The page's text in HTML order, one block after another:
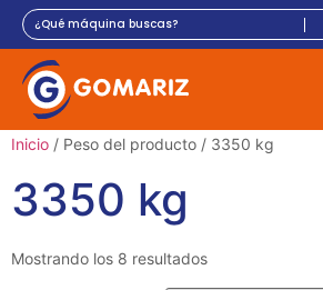
Inicio / Peso del producto / 3350 kg
3350 kg
Mostrando los 8 resultados